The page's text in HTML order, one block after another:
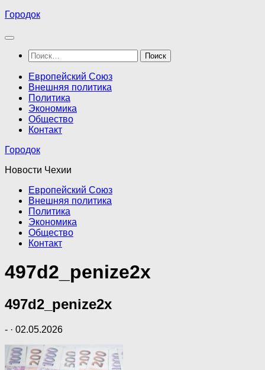
Перейти
содержимому
Городок
Найти:
Европейский Союз
Внешняя политика
Политика
Экономика
Общество
Контакт
Городок
Новости Чехии
Европейский Союз
Внешняя политика
Политика
Экономика
Общество
Контакт
497d2_penize2x
497d2_penize2x
- · 02.05.2026